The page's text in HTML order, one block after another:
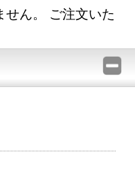
ん。 ご注文いた